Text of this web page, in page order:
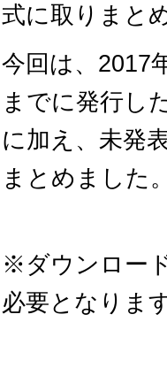
式に取りまと
今回は、2017
までに発行し
に加え、未発
まとめました。
※ダウンロー
必要となります